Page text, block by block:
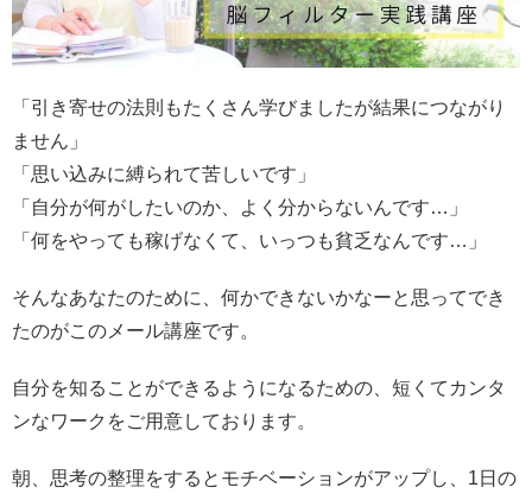
「引き寄せの法則もたくさん学びましたが結果につながり
ません」
「思い込みに縛られて苦しいです」
「自分が何がしたいのか、よく分からないんです…」
「何をやっても稼げなくて、いっつも貧乏なんです…」
そんなあなたのために、 何かできないかなーと思ってでき
たのがこのメール講座です。
自分を知ることができるようになるための、 短くてカンタ
ンなワークをご用意しております。
朝、思考の整理をすると モチベーションがアップし、 1日の